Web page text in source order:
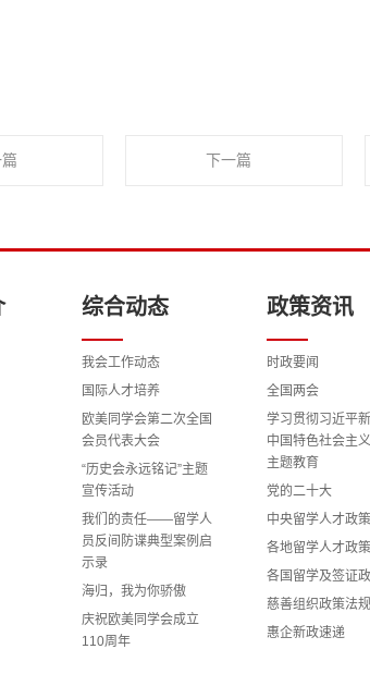
篇 下一篇
综合动态
我会工作动态
国际人才培养
欧美同学会第二次全国
会员代表大会
“历史会永远铭记”主题
宣传活动
我们的责任——留学人
员反间防谍典型案例启
示录
海归，我为你骄傲
庆祝欧美同学会成立
110周年
政策资讯
时政要闻
全国两会
学习贯彻习近平
中国特色社会主
主题教育
党的二十大
中央留学人才政
各地留学人才政
各国留学及签证
慈善组织政策法规
惠企新政速递